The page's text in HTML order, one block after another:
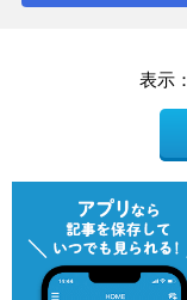
表示：